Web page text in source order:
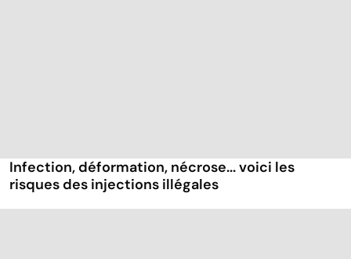
Infection, déformation, nécrose... voici les
risques des injections illégales